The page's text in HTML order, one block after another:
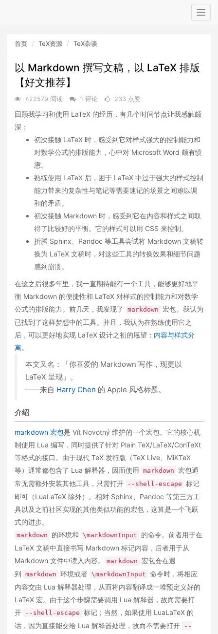
首页 TeX资源 TeX杂谈
以 Markdown 撰写文稿，以 LaTeX 排版
【好文推荐】
422579 阅读 1 评论 233 点赞
回顾我学习和使用 LaTeX 的经历，有几个时间节点让我感触颇
深：
初次接触 LaTeX 时，感受到它对样式强大的控制能力和
对数学公式的排版能力，心中对 Microsoft Word 颇有愤
懑。
熟练使用 LaTeX 后，困于 LaTeX 中过于强大的样式控制
能力带来的复杂性与笔记等需要速记的场景之间难以调
和的矛盾。
初次接触 Markdown 时，感受到它在内容和样式之间取
得了比较好的平衡。它的样式可以用 CSS 来控制。
折腾 Sphinx、Pandoc 等工具尝试将 Markdown 文稿转
换为 LaTeX 文稿时，对这些工具的转换效果和细节问题
感到崩溃。
在这之后很多年里，我一直期待能有一个工具，能够更好地平
衡 Markdown 的便捷性和 LaTeX 对样式的控制能力和对数学
公式的排版能力。前几天，我发现了
markdown
宏包。我认为
已找到了这样梦想中的工具。并且，我认为在熟练使用它之
后，可以更好地实现 LaTeX 设计之初的愿望： 内容与样式分
离。
本文又名：「你喜爱的 Markdown 写作，现更以
LaTeX 呈现」。
——来自 Harry Chen 的 Apple 风格标题。
介绍
markdown 宏包是 Vít Novotný 维护的一个宏包。它的核心机
制使用 Lua 编写，同时提供了针对 Plain TeX/LaTeX/ConTeXt
等格式的接口。由于现代 TeX 发行版（TeX Live、MiKTeX
等）通常都包含了 Lua 解释器，因而使用 markdown
宏包通
常无需额外安装其他工具，只需打开
--shell-escape 标记
即可（LuaLaTeX 除外）。相对 Sphinx、Pandoc 等第三方工
具以及之前社区实现的其他类似功能的宏包，这算是一个飞跃
式的进步。
markdown 的环境和 \markdownInput
的命令。前者用于在
LaTeX 文稿中直接书写 Markdown 标记内容，后者用于从
Markdown 文件中读入内容。
markdown
宏包会在遇
到 markdown 环境或者 \markdownInput 命令时，将相应
内容交由 Lua 解释器处理，从而将内容翻译成一堆预定义好的
LaTeX 宏。由于这个步骤需要调用 Lua 解释器，故而需要打
开
--shell-escape 标记；当然，如果使用 LuaLaTeX 的
话，因为直接能交给 Lua 解释器处理，故而不需要打开
--